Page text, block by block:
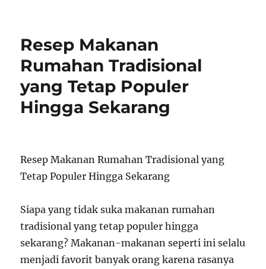
Resep Makanan
Rumahan Tradisional
yang Tetap Populer
Hingga Sekarang
Resep Makanan Rumahan Tradisional yang
Tetap Populer Hingga Sekarang
Siapa yang tidak suka makanan rumahan
tradisional yang tetap populer hingga
sekarang? Makanan-makanan seperti ini selalu
menjadi favorit banyak orang karena rasanya